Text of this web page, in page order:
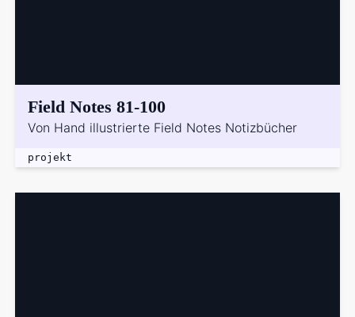
Field Notes 81-100
Von Hand illustrierte Field Notes Notizbücher
projekt